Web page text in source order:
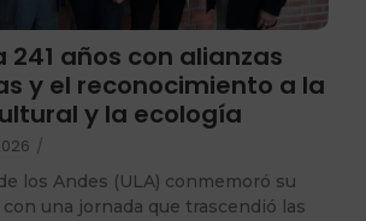
241 años con alianzas
y el reconocimiento a la
y la ecología
/
los Andes (ULA) conmemoró su
con una jornada que trascendió las